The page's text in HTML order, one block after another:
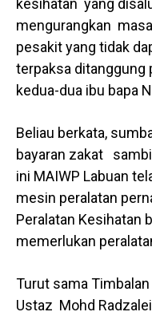
kesihatan yang
mengurangkan
pesakit yang tidak
terpaksa ditanggung
kedua-dua ibu bapa
Beliau berkata,
bayaran zakat
ini MAIWP Labuan
mesin peralatan
Peralatan Kesihatan
memerlukan
Turut sama
Ustaz Mohd